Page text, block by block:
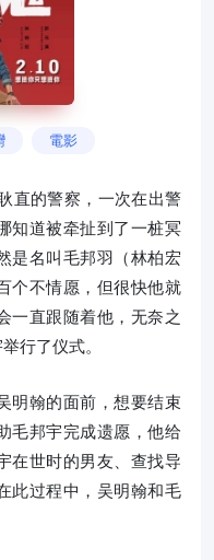
電影
直的警察，一次在出警
知道被牵扯到了一桩冥
是名叫毛邦羽（林柏宏
个不情愿，但很快他就
一直跟随着他，无奈之
行了仪式。
明翰的面前，想要结束
毛邦宇完成遗愿，他给
在世时的男友、查找导
此过程中，吴明翰和毛